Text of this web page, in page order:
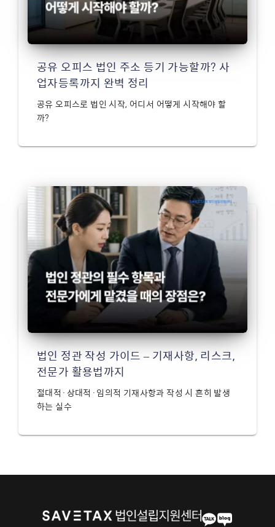
공유 오피스 법인 주소 등기 가능할까? 사
업자등록까지 완벽 정리
공유 오피스로 법인 시작, 어디서 어떻게 시작해야 할
까?
법인 정관 작성 가이드 – 기재사항, 리스크,
전문가 활용법까지
절대적·상대적·임의적 기재사항과 작성 시 흔히 발생
하는 실수